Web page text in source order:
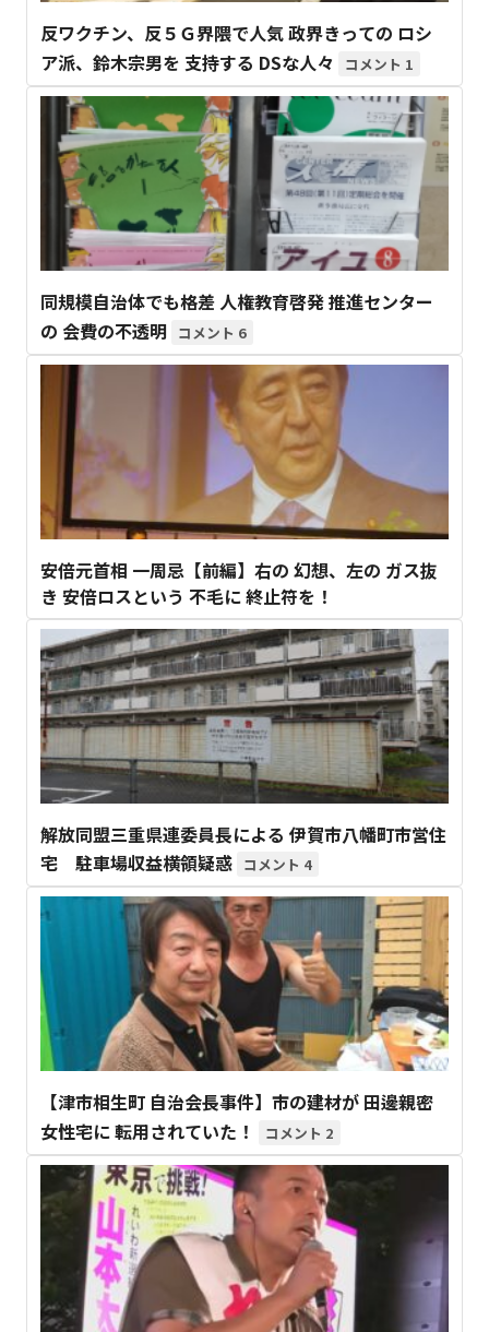
反ワクチン、反５Ｇ界隈で人気 政界きっての ロシ
ア派、鈴木宗男を 支持する DSな人々
1
同規模自治体でも格差 人権教育啓発 推進センター
の 会費の不透明
6
安倍元首相 一周忌【前編】右の 幻想、左の ガス抜
き 安倍ロスという 不毛に 終止符を！
解放同盟三重県連委員長による 伊賀市八幡町市営住
宅 駐車場収益横領疑惑
4
【津市相生町 自治会長事件】市の建材が 田邊親密
女性宅に 転用されていた！
2